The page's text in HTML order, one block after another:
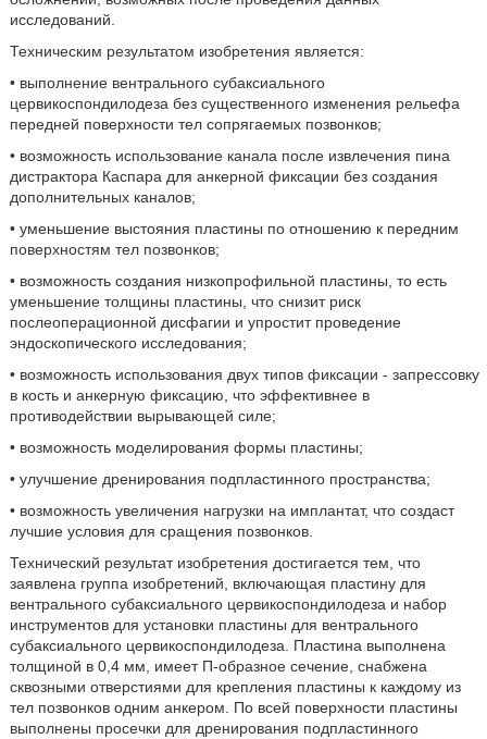
исследований.
Техническим результатом изобретения является:
• выполнение вентрального субаксиального
цервикоспондилодеза без существенного изменения рельефа
передней поверхности тел сопрягаемых позвонков;
• возможность использование канала после извлечения пина
дистрактора Каспара для анкерной фиксации без создания
дополнительных каналов;
• уменьшение выстояния пластины по отношению к передним
поверхностям тел позвонков;
• возможность создания низкопрофильной пластины, то есть
уменьшение толщины пластины, что снизит риск
послеоперационной дисфагии и упростит проведение
эндоскопического исследования;
• возможность использования двух типов фиксации - запрессовку
в кость и анкерную фиксацию, что эффективнее в
противодействии вырывающей силе;
• возможность моделирования формы пластины;
• улучшение дренирования подпластинного пространства;
• возможность увеличения нагрузки на имплантат, что создаст
лучшие условия для сращения позвонков.
Технический результат изобретения достигается тем, что
заявлена группа изобретений, включающая пластину для
вентрального субаксиального цервикоспондилодеза и набор
инструментов для установки пластины для вентрального
субаксиального цервикоспондилодеза. Пластина выполнена
толщиной в 0,4 мм, имеет П-образное сечение, снабжена
сквозными отверстиями для крепления пластины к каждому из
тел позвонков одним анкером. По всей поверхности пластины
выполнены просечки для дренирования подпластинного